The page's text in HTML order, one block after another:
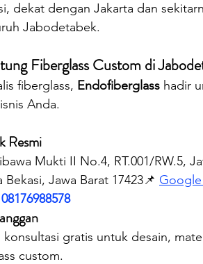
dekat dengan Jakarta dan
Jabodetabek.
Fiberglass Custom di
fiberglass, Endofiberglass hadir
Anda.
Resmi
Mukti II No.4, RT.001/RW.5,
Jawa Barat 17423📌
konsultasi gratis untuk desain,
custom.